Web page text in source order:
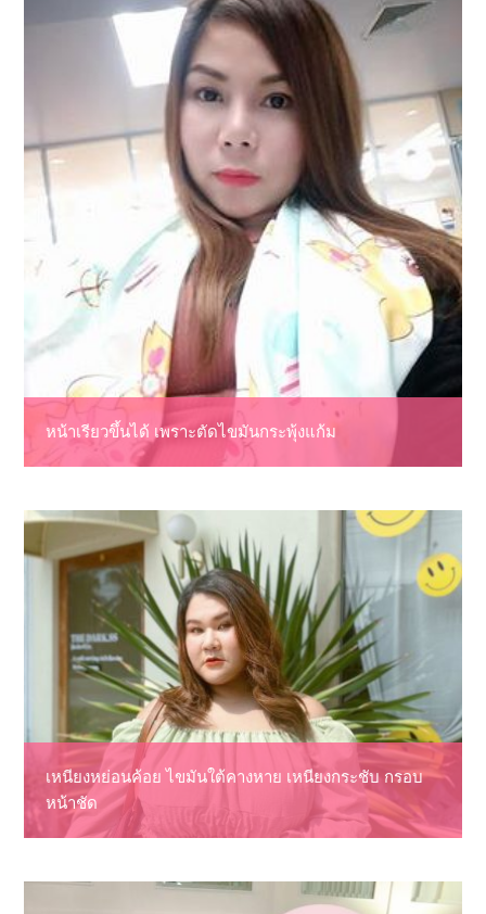
หน้าเรียวขึ้นได้ เพราะตัดไขมันกระพุ้งแก้ม
เหนียงหย่อนค้อย ไขมันใต้คางหาย เหนียงกระชับ กรอบ
หน้าชัด